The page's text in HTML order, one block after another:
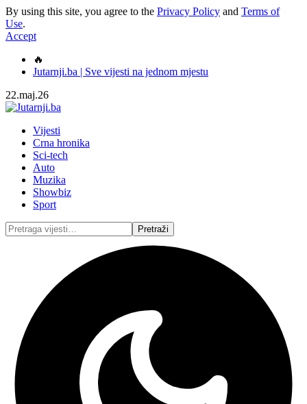
By using this site, you agree to the Privacy Policy and Terms of
Use.
Accept
🔥
Jutarnji.ba | Sve vijesti na jednom mjestu
22.maj.26
Vijesti
Crna hronika
Sci-tech
Auto
Muzika
Showbiz
Sport